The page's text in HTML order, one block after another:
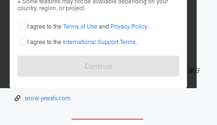
country, region, or project.
I agree to the Terms of Use and Privacy Policy.
I agree to the International Support Terms.
Continue
これまでに2回支援して2件のプロジェクトを投稿しています
在住国：日本 現在地：北海道
出身国：日本 出身地：北海道
明日の「お・い・し・い」を共に。 2030年、私たちの技術と食で 毎日
1億回の「おいしい」が地球上に満ちあふれています
snow-jewels.com